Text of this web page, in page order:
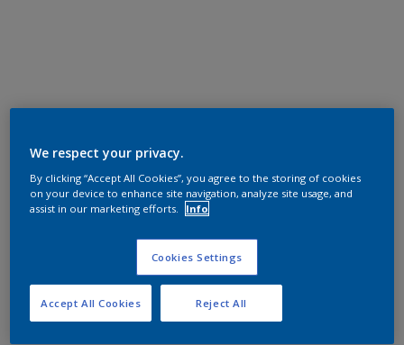
We respect your privacy.
By clicking “Accept All Cookies”, you agree to the storing of cookies
on your device to enhance site navigation, analyze site usage, and
assist in our marketing efforts.
Info
Cookies Settings
Reject All
Accept All Cookies